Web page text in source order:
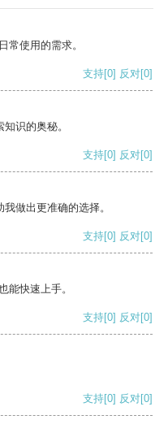
常使用的需求。
支持[0] 反对[0]
识的奥秘。
支持[0] 反对[0]
做出更准确的选择。
支持[0] 反对[0]
能快速上手。
支持[0] 反对[0]
支持[0] 反对[0]